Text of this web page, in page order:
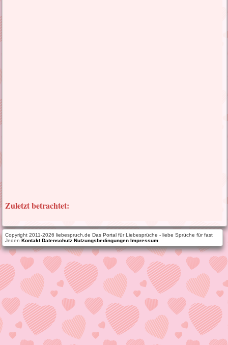
Zuletzt betrachtet:
Copyright 2011-2026 liebespruch.de Das Portal für Liebesprüche - liebe Sprüche für fast
JedenKontakt Datenschutz Nutzungsbedingungen Impressum